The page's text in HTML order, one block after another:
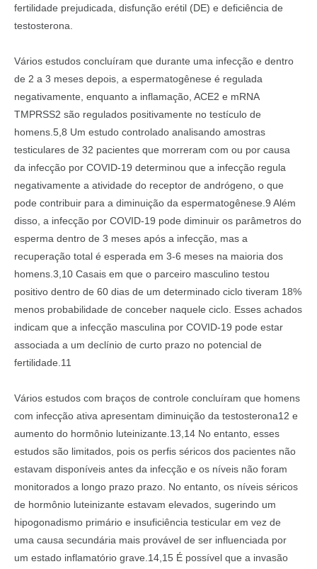
fertilidade prejudicada, disfunção erétil (DE) e deficiência de
testosterona.
Vários estudos concluíram que durante uma infecção e dentro
de 2 a 3 meses depois, a espermatogênese é regulada
negativamente, enquanto a inflamação, ACE2 e mRNA
TMPRSS2 são regulados positivamente no testículo de
homens.5,8 Um estudo controlado analisando amostras
testiculares de 32 pacientes que morreram com ou por causa
da infecção por COVID-19 determinou que a infecção regula
negativamente a atividade do receptor de andrógeno, o que
pode contribuir para a diminuição da espermatogênese.9 Além
disso, a infecção por COVID-19 pode diminuir os parâmetros do
esperma dentro de 3 meses após a infecção, mas a
recuperação total é esperada em 3-6 meses na maioria dos
homens.3,10 Casais em que o parceiro masculino testou
positivo dentro de 60 dias de um determinado ciclo tiveram 18%
menos probabilidade de conceber naquele ciclo. Esses achados
indicam que a infecção masculina por COVID-19 pode estar
associada a um declínio de curto prazo no potencial de
fertilidade.11
Vários estudos com braços de controle concluíram que homens
com infecção ativa apresentam diminuição da testosterona12 e
aumento do hormônio luteinizante.13,14 No entanto, esses
estudos são limitados, pois os perfis séricos dos pacientes não
estavam disponíveis antes da infecção e os níveis não foram
monitorados a longo prazo prazo. No entanto, os níveis séricos
de hormônio luteinizante estavam elevados, sugerindo um
hipogonadismo primário e insuficiência testicular em vez de
uma causa secundária mais provável de ser influenciada por
um estado inflamatório grave.14,15 É possível que a invasão